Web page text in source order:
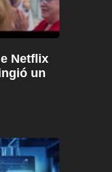
Netflix
un